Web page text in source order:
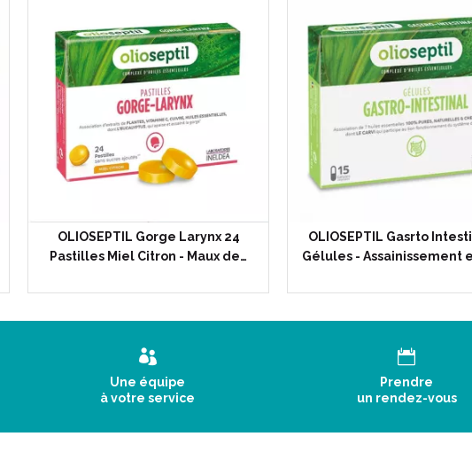
OLIOSEPTIL Gorge Larynx 24
Pastilles Miel Citron - Maux de…
OLIOSEPTIL Gasrto
Gélules - Assainissement
Une équipe
à votre service
Prendre
un rendez-vous